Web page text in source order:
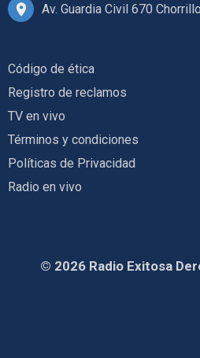
Av. Guardia Civil 670
Código de ética
Registro de reclamos
TV en vivo
Términos y condiciones
Políticas de Privacidad
Radio en vivo
© 2026 Radio Exitosa